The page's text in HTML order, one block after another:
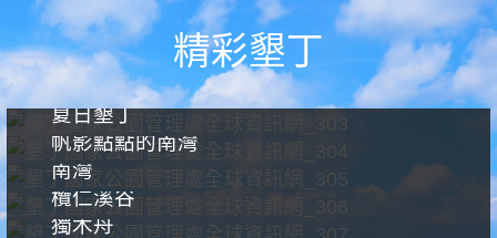
精彩墾丁
夏日墾丁
帆影點點的南灣
南灣
欖仁溪谷
獨木舟